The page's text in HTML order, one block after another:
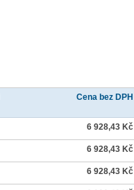
Cena bez DPH
6 928,43 Kč
6 928,43 Kč
6 928,43 Kč